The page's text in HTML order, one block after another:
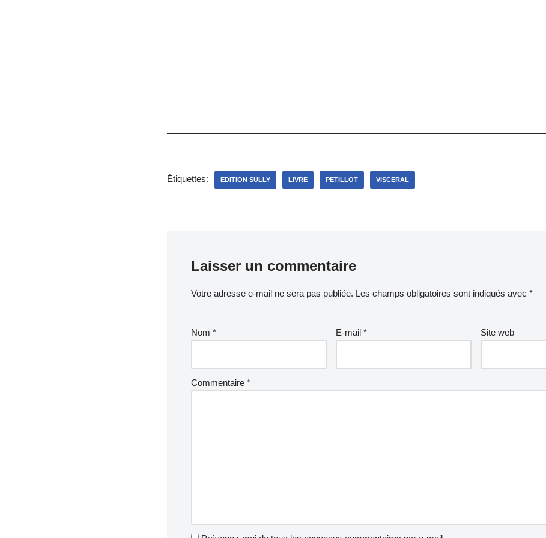
Étiquettes: EDITION SULLY LIVRE PETILLOT VISCERAL
Laisser un commentaire
Votre adresse e-mail ne sera pas publiée. Les champs obligatoires sont indiqués avec *
Nom * E-mail * Site web
Commentaire *